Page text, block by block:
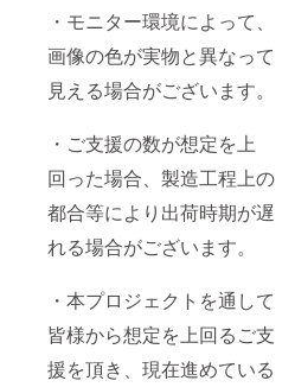
・モニター環境によって、
画像の色が実物と異なって
見える場合がございます。
・ご支援の数が想定を上
回った場合、製造工程上の
都合等により出荷時期が遅
れる場合がございます。
・本プロジェクトを通して
皆様から想定を上回るご支
援を頂き、現在進めている